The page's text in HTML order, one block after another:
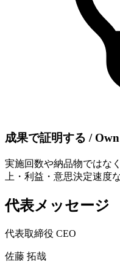
成果で​証明する​ /
実施回数や納品物ではな
上・利益・意思決定速度
代表メッセージ
代表取締役 CEO
佐藤 拓哉